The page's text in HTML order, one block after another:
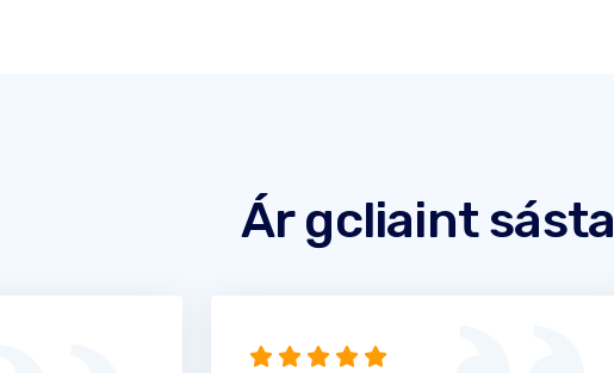
Ár gcliaint sásta